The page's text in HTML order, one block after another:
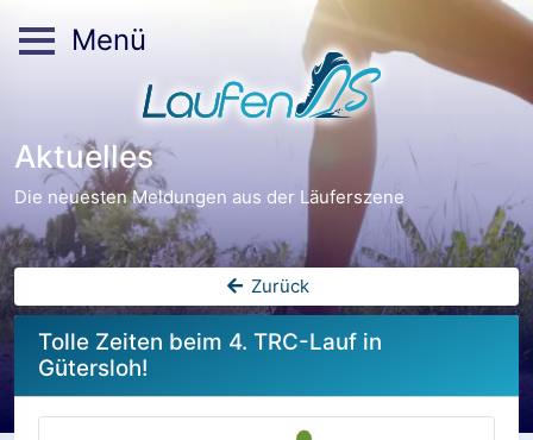
Menü
Aktuelles
Die neuesten Meldungen aus der Läuferszene
Zurück
Tolle Zeiten beim 4. TRC-Lauf in
Gütersloh!